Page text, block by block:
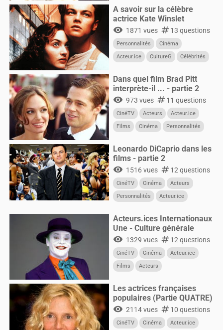
A savoir sur la célèbre
actrice Kate Winslet
visibility 1871 vues numbers13 questions
Personnalités
Cinéma
Acteur.ice
CultureG
Célébrités
Dans quel film Brad Pitt
interprète-il ... - partie 2
visibility 973 vues numbers11 questions
CinéTV Acteurs
Acteur.ice
Films
Cinéma Personnalités
Leonardo DiCaprio dans les
films - partie 2
visibility 1516 vues numbers12 questions
CinéTV Cinéma
Acteurs
Personnalités
Acteur.ice
Acteurs.ices Internationaux
Une - Culture générale
visibility 1329 vues numbers12 questions
CinéTV Cinéma
Acteur.ice
Films
Acteurs
Les actrices françaises
populaires (Partie QUATRE)
visibility 2114 vues numbers10 questions
CinéTV Cinéma
Acteur.ice